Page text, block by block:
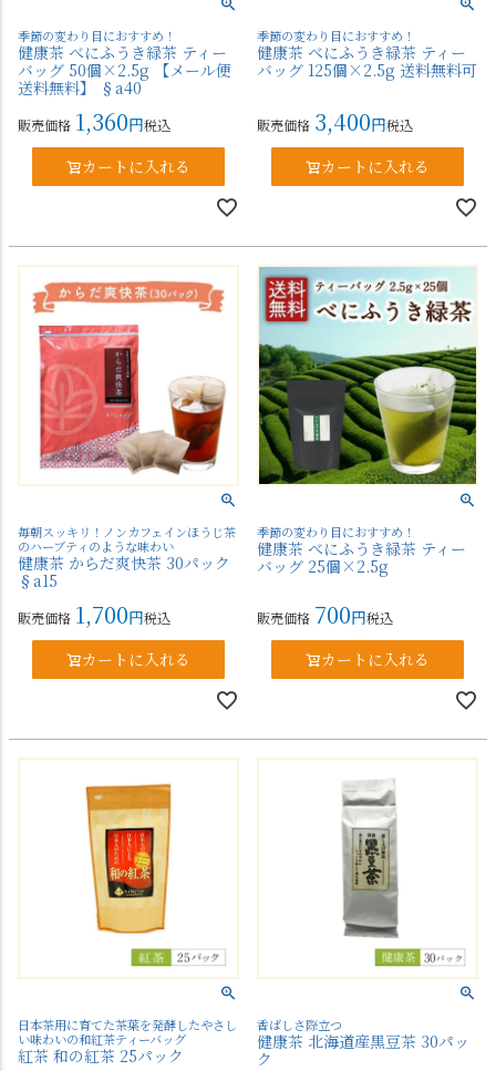
季節の変わり目におすすめ！
健康茶 べにふうき緑茶 ティー
バッグ 50個×2.5g 【メール便
送料無料】 §a40
販売価格 1,360 税込
カートに入れる
季節の変わり目におすすめ！
健康茶 べにふうき緑茶 ティー
バッグ 125個×2.5g 送料無料可
販売価格 3,400 税込
カートに入れる
毎朝スッキリ！ノンカフェインほうじ茶
のハーブティのような味わい
健康茶 からだ爽快茶 30パック
§a15
販売価格 1,700 税込
カートに入れる
季節の変わり目におすすめ！
健康茶 べにふうき緑茶 ティー
バッグ 25個×2.5g
販売価格 700 税込
カートに入れる
日本茶用に育てた茶葉を発酵したやさし
い味わいの和紅茶ティーバッグ
紅茶 和の紅茶 25パック
香ばしさ際立つ
健康茶 北海道産黒豆茶 30パッ
ク